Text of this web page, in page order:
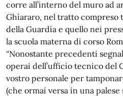
corre all’interno del muro ad
Ghiararo, nel tratto compreso
della Guardia e quello nei
la scuola materna di corso
“Nonostante precedenti
operai dell’ufficio tecnico del
vostro personale per
(che ormai versa in una